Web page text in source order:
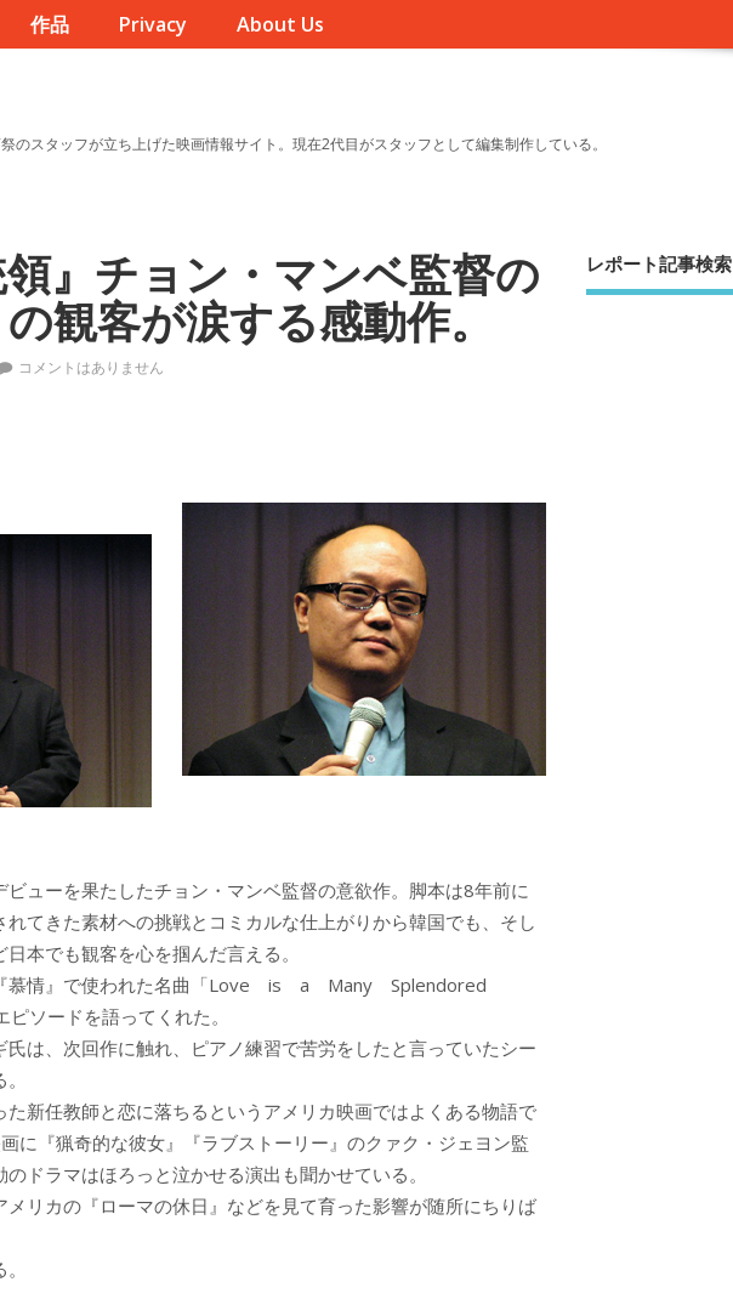
作品 Privacy About Us
スタッフが立ち上げた映画情報サイト。現在2代目がスタッフとして編集制作している。
領』チョン・マンベ監督の
観客が涙する感動作。
コメントはありません
ューを果たしたチョン・マンベ監督の意欲作。脚本は8年前に
てきた素材への挑戦とコミカルな仕上がりから韓国でも、そし
本でも観客を心を掴んだ言える。
『慕情』で使われた名曲「Love is a Many Splendored
ソードを語ってくれた。
は、次回作に触れ、ピアノ練習で苦労をしたと言っていたシー
新任教師と恋に落ちるというアメリカ映画ではよくある物語で
に『猟奇的な彼女』『ラブストーリー』のクァク・ジェヨン監
ドラマはほろっと泣かせる演出も聞かせている。
リカの『ローマの休日』などを見て育った影響が随所にちりば
レポート記事検索